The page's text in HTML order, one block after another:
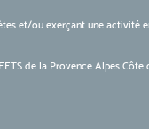
et/ou exerçant une activité
de la Provence Alpes Côte